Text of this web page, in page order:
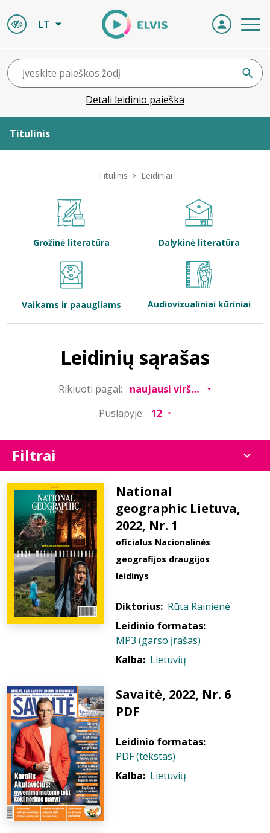
LT
Detali leidinio paieška
Titulinis
Bibliotekoms
Titulinis Leidiniai
Grožinė literatūra Dalykinė literatūra
Vaikams ir paaugliams Audiovizualiniai kūriniai
Leidinių sąrašas
Rikiuoti pagal:
Puslapyje:
Filtrai
National
geographic Lietuva,
2022, Nr. 1
oficialus Nacionalinės
geografijos draugijos
leidinys
Diktorius: Rūta Rainienė
Leidinio formatas:
MP3 (garso įrašas)
Kalba: Lietuvių
Savaitė, 2022, Nr. 6
PDF
Leidinio formatas:
PDF (tekstas)
Kalba: Lietuvių